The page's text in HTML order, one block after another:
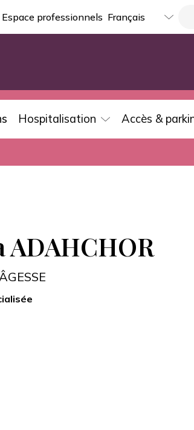
Espace professionnels your
language
Hospitalisation Accès &
ADAHCHOR